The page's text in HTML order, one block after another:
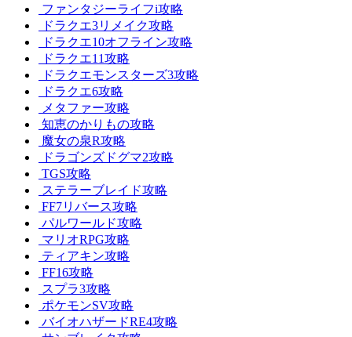
ファンタジーライフi攻略
ドラクエ3リメイク攻略
ドラクエ10オフライン攻略
ドラクエ11攻略
ドラクエモンスターズ3攻略
ドラクエ6攻略
メタファー攻略
知恵のかりもの攻略
魔女の泉R攻略
ドラゴンズドグマ2攻略
TGS攻略
ステラーブレイド攻略
FF7リバース攻略
パルワールド攻略
マリオRPG攻略
ティアキン攻略
FF16攻略
スプラ3攻略
ポケモンSV攻略
バイオハザードRE4攻略